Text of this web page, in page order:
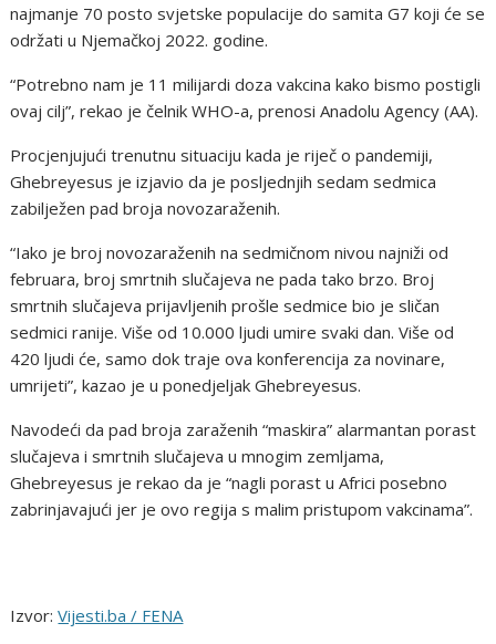
najmanje 70 posto svjetske populacije do samita G7 koji će se
održati u Njemačkoj 2022. godine.
“Potrebno nam je 11 milijardi doza vakcina kako bismo postigli
ovaj cilj”, rekao je čelnik WHO-a, prenosi Anadolu Agency (AA).
Procjenjujući trenutnu situaciju kada je riječ o pandemiji,
Ghebreyesus je izjavio da je posljednjih sedam sedmica
zabilježen pad broja novozaraženih.
“Iako je broj novozaraženih na sedmičnom nivou najniži od
februara, broj smrtnih slučajeva ne pada tako brzo. Broj
smrtnih slučajeva prijavljenih prošle sedmice bio je sličan
sedmici ranije. Više od 10.000 ljudi umire svaki dan. Više od
420 ljudi će, samo dok traje ova konferencija za novinare,
umrijeti”, kazao je u ponedjeljak Ghebreyesus.
Navodeći da pad broja zaraženih “maskira” alarmantan porast
slučajeva i smrtnih slučajeva u mnogim zemljama,
Ghebreyesus je rekao da je “nagli porast u Africi posebno
zabrinjavajući jer je ovo regija s malim pristupom vakcinama”.
Izvor:Vijesti.ba / FENA